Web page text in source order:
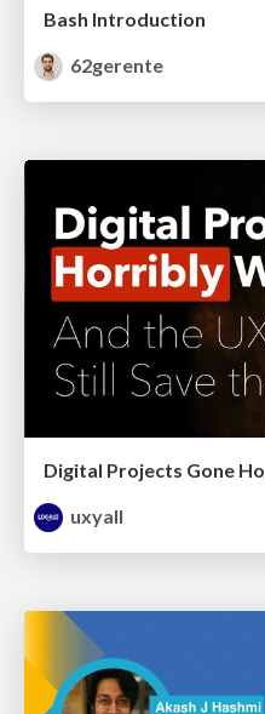
Bash Introduction
62gerente
uxyall